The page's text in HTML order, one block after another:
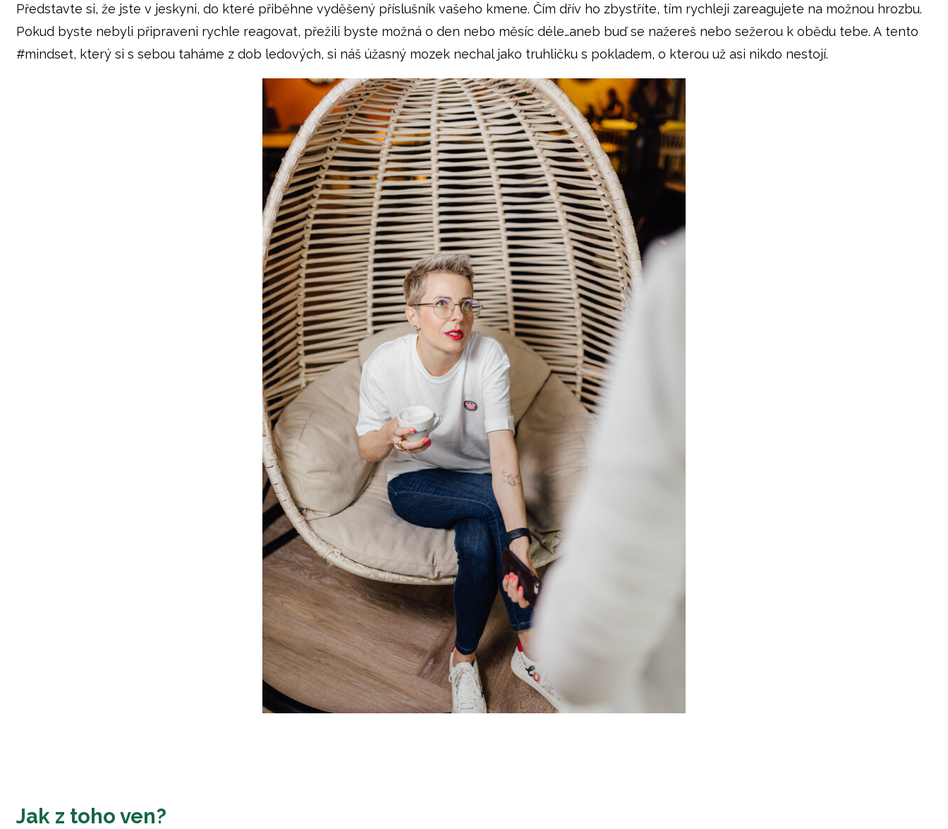
Představte si, že jste v jeskyni, do které přiběhne vyděšený příslušník vašeho kmene. Čím dřív ho zbystříte, tím rychleji zareagujete na možnou hrozbu.
Pokud byste nebyli připraveni rychle reagovat, přežili byste možná o den nebo měsíc déle…aneb buď se nažereš nebo sežerou k obědu tebe. A tento
#mindset, který si s sebou taháme z dob ledových, si náš úžasný mozek nechal jako truhličku s pokladem, o kterou už asi nikdo nestojí.
Jak z toho ven?